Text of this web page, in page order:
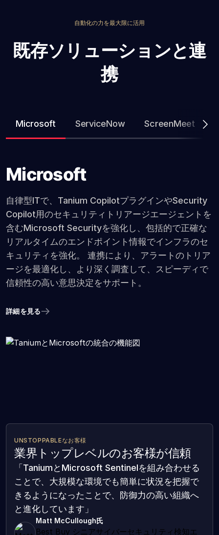
自動化の力を最大限に活用
既存ソリューションと連
携
Microsoft ServiceNow ScreenMeet
Microsoft
自律型ITで、Tanium CopilotプラグインやSecurity
Copilot用のセキュリティトリアージエージェントを
含むMicrosoft Securityを強化し、包括的で正確な
リアルタイムのエンドポイント情報でインフラのセ
キュリティを強化。 連携により、アラートのトリア
ージを最適化し、より深く調査して、スピーディで
信頼性の高い意思決定をサポート。
詳細を見る
UNSTOPPABLEなお客様
業界トップレベルのお客様が信頼
「TaniumとMicrosoft Sentinelを組み合わせる
ことで、大規模な環境でも簡単に状況を把握で
きるようになったことで、防御力の高い組織へ
と進化しています」
Matt McCullough氏
Best Buy シニアサイバーセキュリティ検知エ